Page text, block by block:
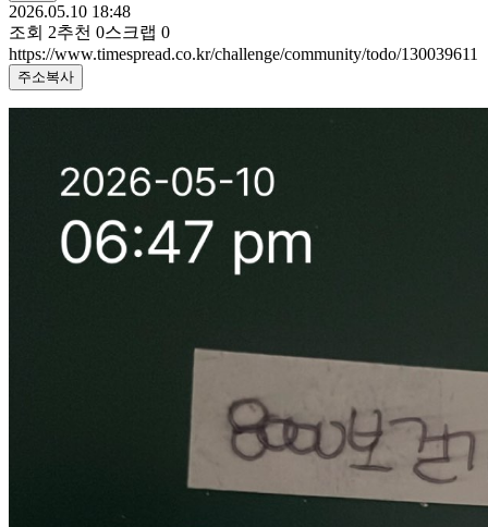
2026.05.10 18:48
조회 2추천 0스크랩 0
https://www.timespread.co.kr/challenge/community/todo/130039611
주소복사